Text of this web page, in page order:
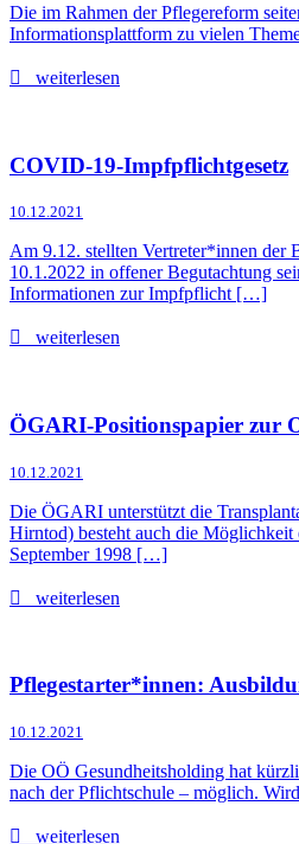
Die im Rahmen der Pflegereform
Informationsplattform zu vielen
weiterlesen
COVID-19-Impfpflichtgesetz
10.12.2021
Am 9.12. stellten Vertreter*innen der
10.1.2022 in offener Begutachtung
Informationen zur Impfpflicht […]
weiterlesen
ÖGARI-Positionspapier zur
10.12.2021
Die ÖGARI unterstützt die
Hirntod) besteht auch die Möglichkeit
September 1998 […]
weiterlesen
Pflegestarter*innen:
10.12.2021
Die OÖ Gesundheitsholding hat
nach der Pflichtschule – möglich.
weiterlesen